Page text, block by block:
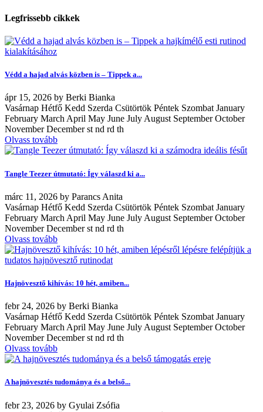
Legfrissebb cikkek
Védd a hajad alvás közben is – Tippek a...
ápr 15, 2026 by Berki Bianka
Vasárnap Hétfő Kedd Szerda Csütörtök Péntek Szombat January
February March April May June July August September October
November December st nd rd th
Olvass tovább
Tangle Teezer útmutató: Így válaszd ki a...
márc 11, 2026 by Parancs Anita
Vasárnap Hétfő Kedd Szerda Csütörtök Péntek Szombat January
February March April May June July August September October
November December st nd rd th
Olvass tovább
Hajnövesztő kihívás: 10 hét, amiben...
febr 24, 2026 by Berki Bianka
Vasárnap Hétfő Kedd Szerda Csütörtök Péntek Szombat January
February March April May June July August September October
November December st nd rd th
Olvass tovább
A hajnövesztés tudománya és a belső...
febr 23, 2026 by Gyulai Zsófia